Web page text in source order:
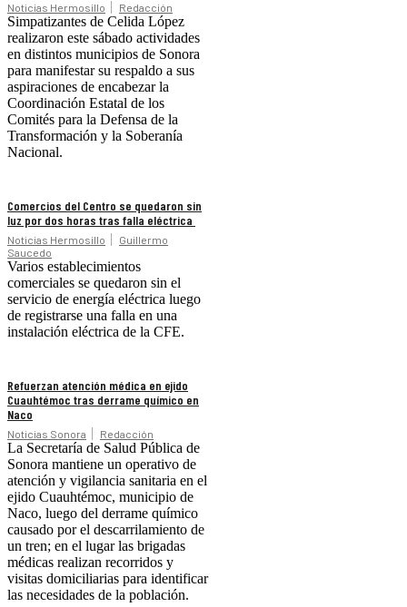
Noticias Hermosillo Redacción
Simpatizantes de Celida López
realizaron este sábado actividades
en distintos municipios de Sonora
para manifestar su respaldo a sus
aspiraciones de encabezar la
Coordinación Estatal de los
Comités para la Defensa de la
Transformación y la Soberanía
Nacional.
Comercios del Centro se quedaron sin
luz por dos horas tras falla eléctrica
Noticias Hermosillo
Guillermo
Saucedo
Varios establecimientos
comerciales se quedaron sin el
servicio de energía eléctrica luego
de registrarse una falla en una
instalación eléctrica de la CFE.
Refuerzan atención médica en ejido
Cuauhtémoc tras derrame químico en
Naco
Noticias Sonora Redacción
La Secretaría de Salud Pública de
Sonora mantiene un operativo de
atención y vigilancia sanitaria en el
ejido Cuauhtémoc, municipio de
Naco, luego del derrame químico
causado por el descarrilamiento de
un tren; en el lugar las brigadas
médicas realizan recorridos y
visitas domiciliarias para identificar
las necesidades de la población.